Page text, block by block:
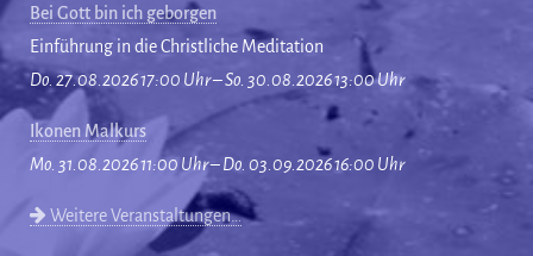
Bei Gott bin ich geborgen
Einführung in die Christliche Meditation
Do. 27.08.2026 17:00 Uhr – So. 30.08.2026 13:00 Uhr
Ikonen Malkurs
Mo. 31.08.2026 11:00 Uhr – Do. 03.09.2026 16:00 Uhr
Weitere Veranstaltungen…